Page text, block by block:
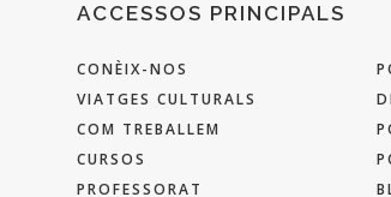
ACCESSOS PRINCIPALS
CONÈIX-NOS
VIATGES CULTURALS
COM TREBALLEM
CURSOS
PROFESSORAT